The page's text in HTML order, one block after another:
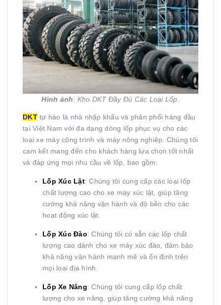
Hình ảnh: Kho DKT Đầy Đủ Các Loại Lốp.
DKTtự hào là nhà nhập khẩu và phân phối hàng đầu
tại Việt Nam với đa dạng dòng lốp phục vụ cho các
loại xe máy công trình và máy nông nghiệp. Chúng tôi
cam kết mang đến cho khách hàng lựa chọn tốt nhất
và đáp ứng mọi nhu cầu về lốp, bao gồm:
Lốp Xúc Lật: Chúng tôi cung cấp các loại lốp
chất lượng cao cho xe máy xúc lật, giúp tăng
cường khả năng vận hành và độ bền cho các
hoạt động xúc lật.
Lốp Xúc Đào: Chúng tôi có sẵn các lốp chất
lượng cao dành cho xe máy xúc đào, đảm bảo
khả năng vận hành mạnh mẽ và ổn định trên
mọi loại địa hình.
Lốp Xe Nâng: Chúng tôi cung cấp lốp chất
lượng cho xe nâng, giúp tăng cường khả năng